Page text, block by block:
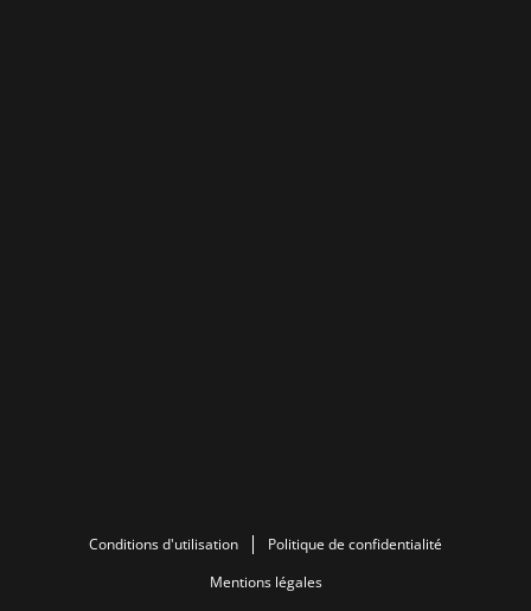
Conditions d'utilisation
Politique de confidentialité
Mentions légales